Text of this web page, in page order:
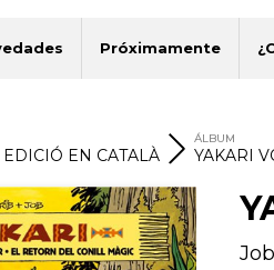
Próximamente
EDICIÓ EN CATALÀ
ÁLBUM
YAKARI
Job